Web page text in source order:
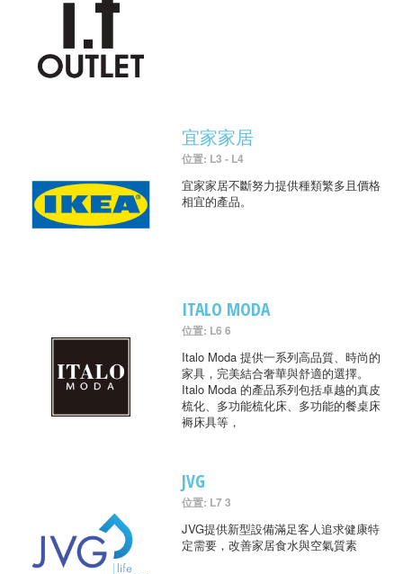
宜家家居
位置: L3 - L4
宜家家居不斷努力提供種類繁多且價格
相宜的產品。
ITALO MODA
位置: L6 6
Italo Moda 提供一系列高品質、時尚的
家具，完美結合奢華與舒適的選擇。
Italo Moda 的產品系列包括卓越的真皮
梳化、多功能梳化床、多功能的餐桌床
褥床具等，
JVG
位置: L7 3
JVG提供新型設備滿足客人追求健康特
定需要，改善家居食水與空氣質素